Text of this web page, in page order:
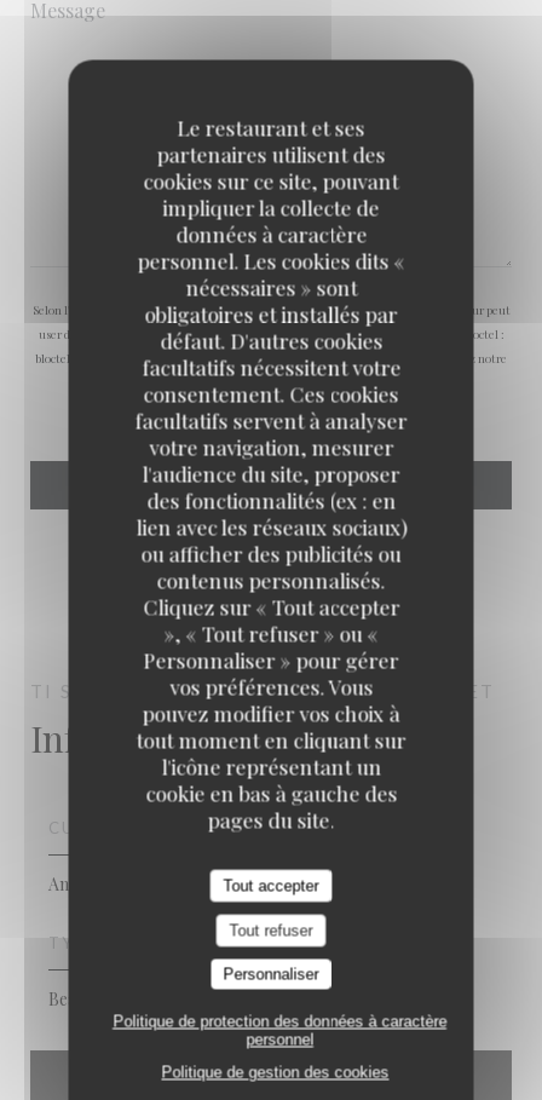
Le restaurant et ses
partenaires utilisent des
cookies sur ce site, pouvant
impliquer la collecte de
données à caractère
personnel. Les cookies dits «
nécessaires » sont
obligatoires et installés par
défaut. D'autres cookies
facultatifs nécessitent votre
consentement. Ces cookies
facultatifs servent à analyser
votre navigation, mesurer
l'audience du site, proposer
des fonctionnalités (ex : en
lien avec les réseaux sociaux)
ou afficher des publicités ou
contenus personnalisés.
Cliquez sur « Tout accepter
», « Tout refuser » ou «
Personnaliser » pour gérer
vos préférences. Vous
pouvez modifier vos choix à
tout moment en cliquant sur
l'icône représentant un
cookie en bas à gauche des
pages du site.
Tout accepter
Tout refuser
Personnaliser
Politique de protection des données à caractère
personnel
Politique de gestion des cookies
Selon l'article L.223-2 du code de la consommation, il est rappelé que le consommateur peut
user de son droit à s'inscrire sur la liste d'opposition au démarchage téléphonique Bloctel :
bloctel.gouv.fr
. Pour plus d'informations sur le traitement de vos données, consultez notre
politique de confidentialité
TI SABLE BEACH CLUBLES ANSES D'ARLET
Infos pratiques
CUISINE
Antillaise
TYPE DE RESTAURANT
Beach Club